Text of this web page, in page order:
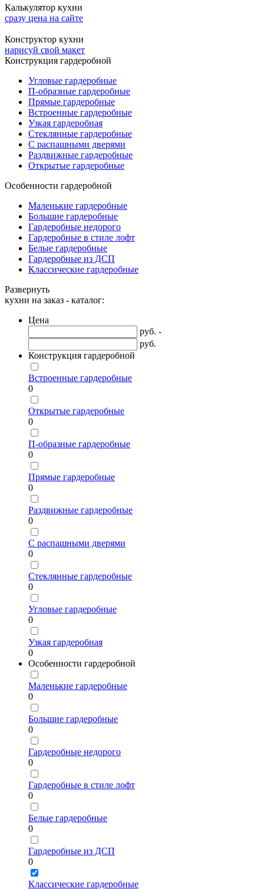
Калькулятор кухни
сразу цена на сайте
Конструктор кухни
нарисуй свой макет
Конструкция гардеробной
Угловые гардеробные
П-образные гардеробные
Прямые гардеробные
Встроенные гардеробные
Узкая гардеробная
Стеклянные гардеробные
С распашными дверями
Раздвижные гардеробные
Открытые гардеробные
Особенности гардеробной
Маленькие гардеробные
Большие гардеробные
Гардеробные недорого
Гардеробные в стиле лофт
Белые гардеробные
Гардеробные из ДСП
Классические гардеробные
Развернуть
кухни на заказ - каталог:
Цена
руб. -
руб.
Конструкция гардеробной
Встроенные гардеробные
0
Открытые гардеробные
0
П-образные гардеробные
0
Прямые гардеробные
0
Раздвижные гардеробные
0
С распашными дверями
0
Стеклянные гардеробные
0
Угловые гардеробные
0
Узкая гардеробная
0
Особенности гардеробной
Маленькие гардеробные
0
Большие гардеробные
0
Гардеробные недорого
0
Гардеробные в стиле лофт
0
Белые гардеробные
0
Гардеробные из ДСП
0
Классические гардеробные